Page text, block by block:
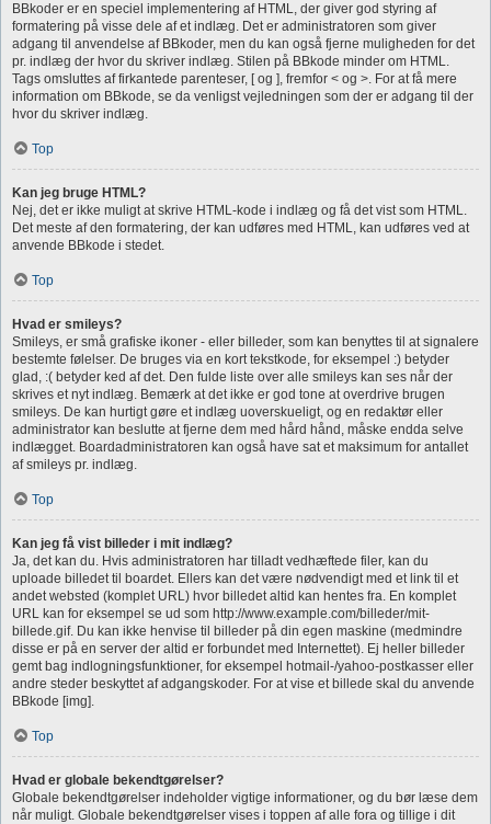
BBkoder er en speciel implementering af HTML, der giver god styring af
formatering på visse dele af et indlæg. Det er administratoren som giver
adgang til anvendelse af BBkoder, men du kan også fjerne muligheden for det
pr. indlæg der hvor du skriver indlæg. Stilen på BBkode minder om HTML.
Tags omsluttes af firkantede parenteser, [ og ], fremfor < og >. For at få mere
information om BBkode, se da venligst vejledningen som der er adgang til der
hvor du skriver indlæg.
Top
Kan jeg bruge HTML?
Nej, det er ikke muligt at skrive HTML-kode i indlæg og få det vist som HTML.
Det meste af den formatering, der kan udføres med HTML, kan udføres ved at
anvende BBkode i stedet.
Top
Hvad er smileys?
Smileys, er små grafiske ikoner - eller billeder, som kan benyttes til at signalere
bestemte følelser. De bruges via en kort tekstkode, for eksempel :) betyder
glad, :( betyder ked af det. Den fulde liste over alle smileys kan ses når der
skrives et nyt indlæg. Bemærk at det ikke er god tone at overdrive brugen
smileys. De kan hurtigt gøre et indlæg uoverskueligt, og en redaktør eller
administrator kan beslutte at fjerne dem med hård hånd, måske endda selve
indlægget. Boardadministratoren kan også have sat et maksimum for antallet
af smileys pr. indlæg.
Top
Kan jeg få vist billeder i mit indlæg?
Ja, det kan du. Hvis administratoren har tilladt vedhæftede filer, kan du
uploade billedet til boardet. Ellers kan det være nødvendigt med et link til et
andet websted (komplet URL) hvor billedet altid kan hentes fra. En komplet
URL kan for eksempel se ud som http://www.example.com/billeder/mit-
billede.gif. Du kan ikke henvise til billeder på din egen maskine (medmindre
disse er på en server der altid er forbundet med Internettet). Ej heller billeder
gemt bag indlogningsfunktioner, for eksempel hotmail-/yahoo-postkasser eller
andre steder beskyttet af adgangskoder. For at vise et billede skal du anvende
BBkode [img].
Top
Hvad er globale bekendtgørelser?
Globale bekendtgørelser indeholder vigtige informationer, og du bør læse dem
når muligt. Globale bekendtgørelser vises i toppen af alle fora og tillige i dit